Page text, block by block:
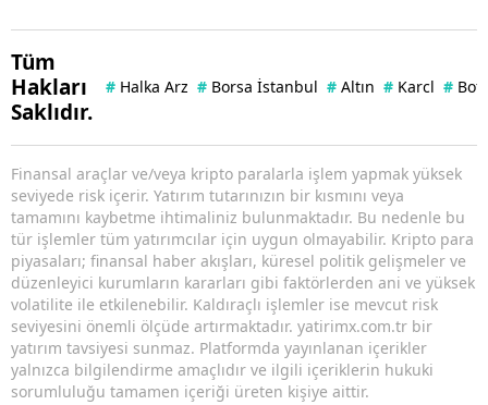
Tüm
Hakları
Saklıdır.
# Halka Arz # Borsa İstanbul # Altın # Karcl #
Finansal araçlar ve/veya kripto paralarla işlem yapmak yüksek
seviyede risk içerir. Yatırım tutarınızın bir kısmını veya
tamamını kaybetme ihtimaliniz bulunmaktadır. Bu nedenle bu
tür işlemler tüm yatırımcılar için uygun olmayabilir. Kripto para
piyasaları; finansal haber akışları, küresel politik gelişmeler ve
düzenleyici kurumların kararları gibi faktörlerden ani ve yüksek
volatilite ile etkilenebilir. Kaldıraçlı işlemler ise mevcut risk
seviyesini önemli ölçüde artırmaktadır. yatirimx.com.tr bir
yatırım tavsiyesi sunmaz. Platformda yayınlanan içerikler
yalnızca bilgilendirme amaçlıdır ve ilgili içeriklerin hukuki
sorumluluğu tamamen içeriği üreten kişiye aittir.